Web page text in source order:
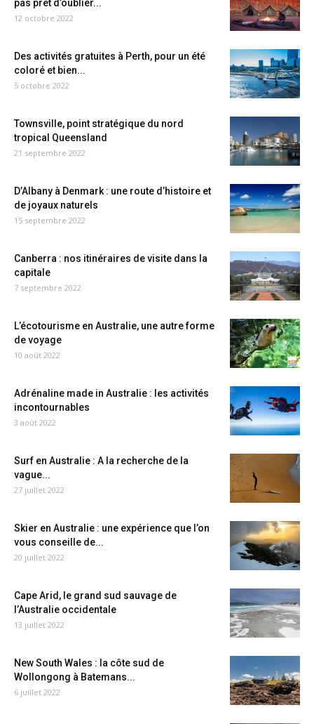
pas prêt d’oublier...
12 octobre 2022
Des activités gratuites à Perth, pour un été
coloré et bien...
5 octobre 2022
Townsville, point stratégique du nord
tropical Queensland
21 septembre 2022
D’Albany à Denmark : une route d’histoire et
de joyaux naturels
15 septembre 2022
Canberra : nos itinéraires de visite dans la
capitale
7 septembre 2022
L’écotourisme en Australie, une autre forme
de voyage
10 août 2022
Adrénaline made in Australie : les activités
incontournables
3 août 2022
Surf en Australie : A la recherche de la
vague...
27 juillet 2022
Skier en Australie : une expérience que l’on
vous conseille de...
20 juillet 2022
Cape Arid, le grand sud sauvage de
l’Australie occidentale
13 juillet 2022
New South Wales : la côte sud de
Wollongong à Batemans...
6 juillet 2022